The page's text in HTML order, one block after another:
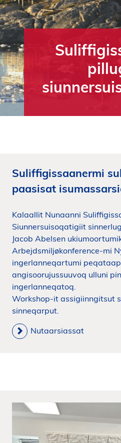
i
d
n
Suliffigissaanermi
paasisat
Kalaallit Nunaanni
Siunnersuisoqatigiit
Jacob Abelsen
Arbejdsmiljøkonference-mi
ingerlanneqartumi
angisoorujussuuvoq ulluni
ingerlanneqatoq.
Workshop-it assigiinngitsut
sinneqarput.
Nutaarsiassat